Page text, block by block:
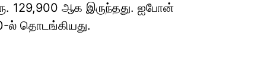
129,900 ஆக இருந்தது. ஐபோன்
ல் தொடங்கியது.